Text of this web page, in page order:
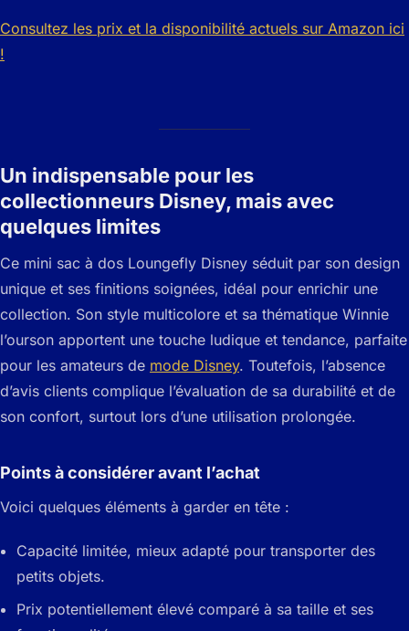
Consultez les prix et la disponibilité actuels sur Amazon ici
!
Un indispensable pour les
collectionneurs Disney, mais avec
quelques limites
Ce mini sac à dos Loungefly Disney séduit par son design
unique et ses finitions soignées, idéal pour enrichir une
collection. Son style multicolore et sa thématique Winnie
l’ourson apportent une touche ludique et tendance, parfaite
pour les amateurs de mode Disney. Toutefois, l’absence
d’avis clients complique l’évaluation de sa durabilité et de
son confort, surtout lors d’une utilisation prolongée.
Points à considérer avant l’achat
Voici quelques éléments à garder en tête :
Capacité limitée, mieux adapté pour transporter des
petits objets.
Prix potentiellement élevé comparé à sa taille et ses